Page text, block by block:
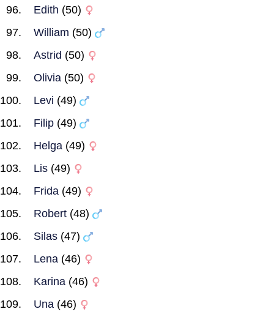
Edith (50)
William (50)
Astrid (50)
Olivia (50)
Levi (49)
Filip (49)
Helga (49)
Lis (49)
Frida (49)
Robert (48)
Silas (47)
Lena (46)
Karina (46)
Una (46)